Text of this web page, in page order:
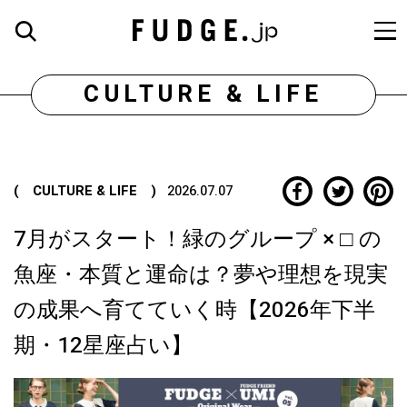
CULTURE & LIFE
( CULTURE & LIFE ) 2026.07.07
7月がスタート！緑のグループ × □ の
魚座・本質と運命は？夢や理想を現実
の成果へ育てていく時【2026年下半
期・12星座占い】